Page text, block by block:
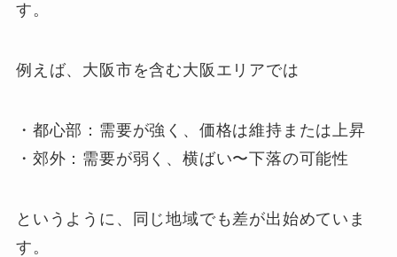
す。
例えば、大阪市を含む大阪エリアでは
・都心部：需要が強く、価格は維持または上昇
・郊外：需要が弱く、横ばい〜下落の可能性
というように、同じ地域でも差が出始めていま
す。